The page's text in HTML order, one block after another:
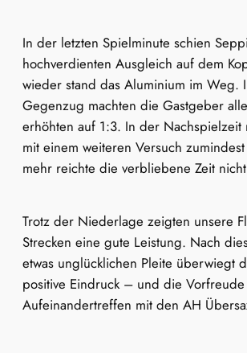
In der letzten Spielminute schien
hochverdienten Ausgleich auf dem
wieder stand das Aluminium im Weg.
Gegenzug machten die Gastgeber
erhöhten auf 1:3. In der Nachspielzeit
mit einem weiteren Versuch
mehr reichte die verbliebene Zeit
Trotz der Niederlage zeigten unsere
Strecken eine gute Leistung. Nach
etwas unglücklichen Pleite überwiegt
positive Eindruck – und die Vorfreude
Aufeinandertreffen mit den AH